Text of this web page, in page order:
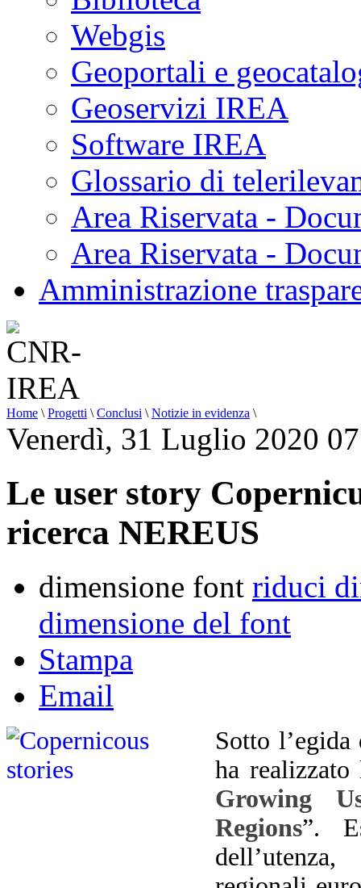
Webgis
Geoportali e
Geoservizi IREA
Software IREA
Glossario di
Area Riservata -
Area Riservata -
Amministrazione
Home \ Progetti \ Conclusi \ Notizie in evidenza \
Venerdì, 31 Luglio 2020
Le user story
ricerca NEREUS
dimensione font riduci
dimensione del font
Stampa
Email
Sotto
ha
Growing
Regions”.